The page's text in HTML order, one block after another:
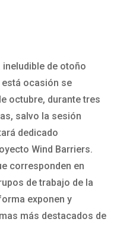
ineludible de otoño
ocasión se
octubre, durante tres
salvo la sesión
dedicado
Wind Barriers.
corresponden en
de trabajo de la
exponen y
más destacados de